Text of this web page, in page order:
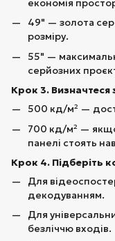
економія
49" — золота
розміру.
55" —
серйозних
Крок 3. Визначтеся
500 кд/м² —
700 кд/м² —
панелі стоять
Крок 4. Підберіть
Для
декодуванням.
Для
безліччю входів.